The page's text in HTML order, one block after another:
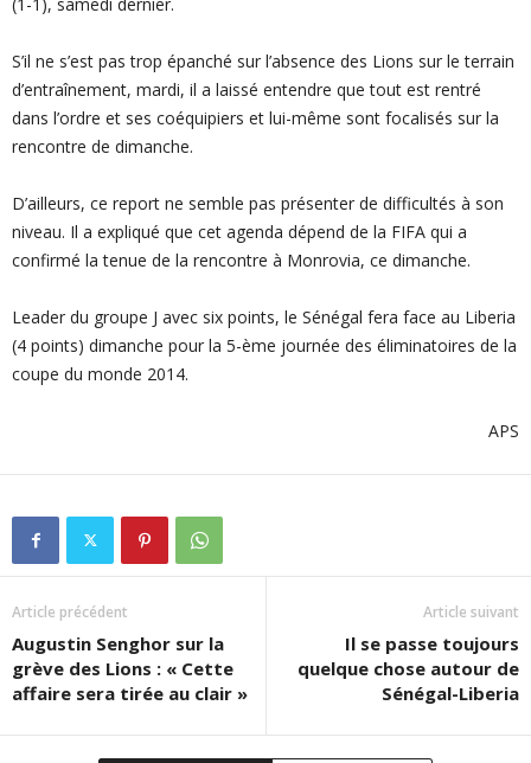
S’il ne s’est pas trop épanché sur l’absence des Lions sur le terrain
d’entraînement, mardi, il a laissé entendre que tout est rentré
dans l’ordre et ses coéquipiers et lui-même sont focalisés sur la
rencontre de dimanche.
D’ailleurs, ce report ne semble pas présenter de difficultés à son
niveau. Il a expliqué que cet agenda dépend de la FIFA qui a
confirmé la tenue de la rencontre à Monrovia, ce dimanche.
Leader du groupe J avec six points, le Sénégal fera face au Liberia
(4 points) dimanche pour la 5-ème journée des éliminatoires de la
coupe du monde 2014.
APS
Article précédent
Augustin Senghor sur la
grève des Lions : « Cette
affaire sera tirée au clair »
Article suivant
Il se passe toujours
quelque chose autour de
Sénégal-Liberia